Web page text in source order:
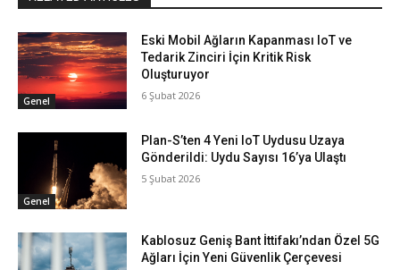
Genel
Eski Mobil Ağların Kapanması IoT ve
Tedarik Zinciri İçin Kritik Risk
Oluşturuyor
6 Şubat 2026
Genel
Plan-S’ten 4 Yeni IoT Uydusu Uzaya
Gönderildi: Uydu Sayısı 16’ya Ulaştı
5 Şubat 2026
Kablosuz Geniş Bant İttifakı’ndan Özel 5G
Ağları İçin Yeni Güvenlik Çerçevesi